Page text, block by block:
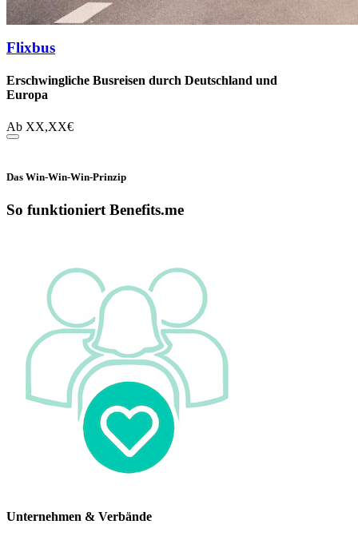
Flixbus
Erschwingliche Busreisen durch Deutschland und
Europa
Ab XX,XX€
Das Win-Win-Win-Prinzip
So funktioniert Benefits.me
Unternehmen & Verbände